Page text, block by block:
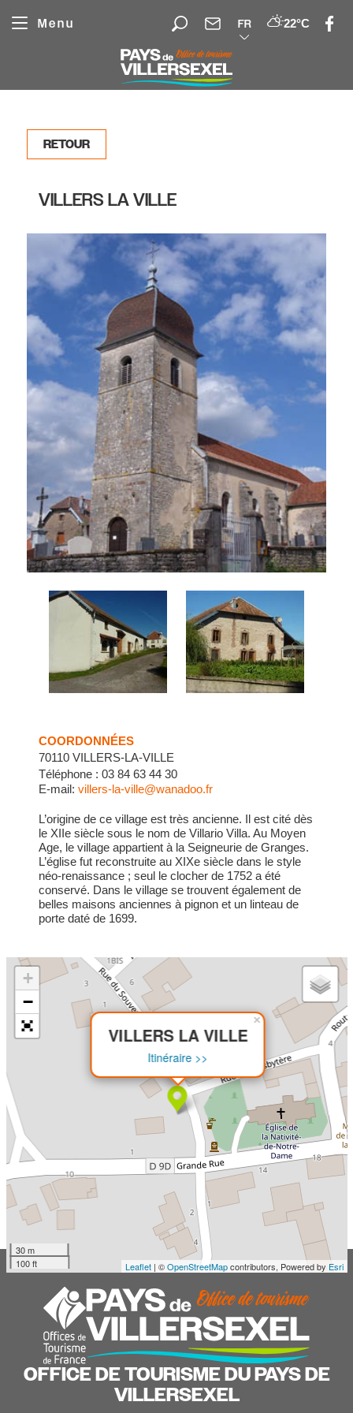
Menu FR 22°C
RETOUR
VILLERS LA VILLE
COORDONNÉES
70110 VILLERS-LA-VILLE
Téléphone : 03 84 63 44 30
E-mail:villers-la-ville@wanadoo.fr
L’origine de ce village est très ancienne. Il est cité dès
le XIIe siècle sous le nom de Villario Villa. Au Moyen
Age, le village appartient à la Seigneurie de Granges.
L’église fut reconstruite au XIXe siècle dans le style
néo-renaissance ; seul le clocher de 1752 a été
conservé. Dans le village se trouvent également de
belles maisons anciennes à pignon et un linteau de
porte daté de 1699.
VILLERS LA VILLE
Itinéraire >>
×
+
−
30 m
100 ft
Leaflet| ©OpenStreetMapcontributors, Powered by Esri
OFFICE DE TOURISME DU PAYS DE
VILLERSEXEL